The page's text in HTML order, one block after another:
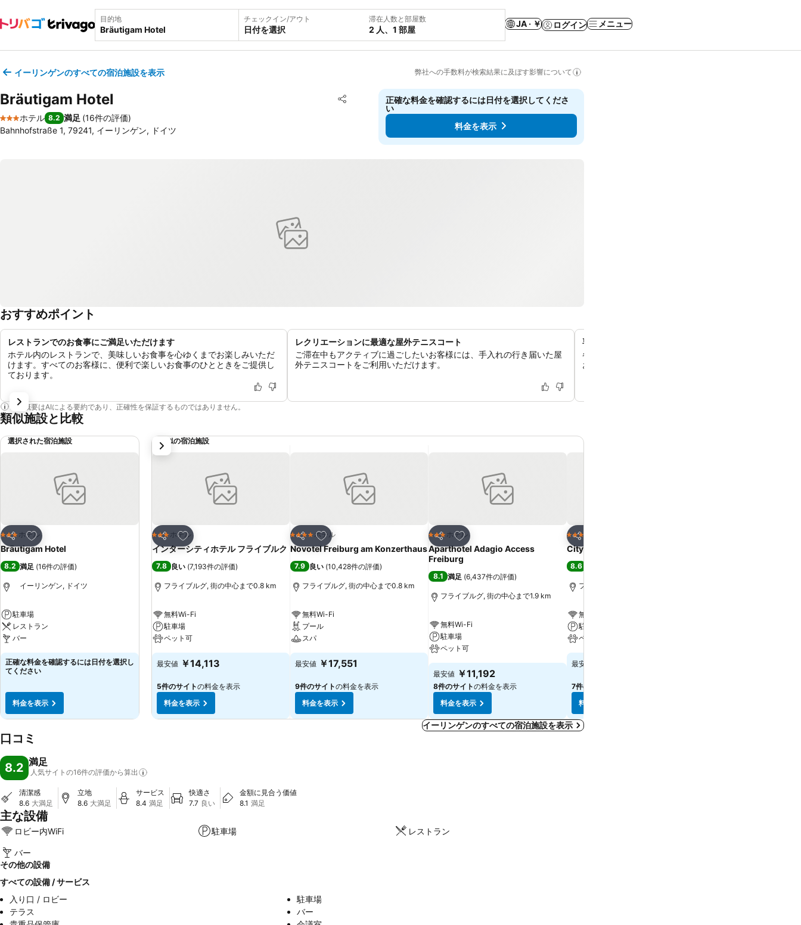
目的地 チェックイン/アウト
日付を選択
滞在人数と部屋数
2 人、1 部屋
JA · ￥ ログイン メニュー
イーリンゲンのすべての宿泊施設を表示 弊社への手数料が検索結果に及ぼす影響について
Bräutigam Hotel シェア
お気に入りに追加
3 ホテルのランク
ホテル 8.2 満足 (16件の評価)
Bahnhofstraße 1, 79241, イーリンゲン, ドイツ
正確な料金を確認するには日付を選択してくださ
い
料金を表示
おすすめポイント
レストランでのお食事にご満足いただけます
ホテル内のレストランで、美味しいお食事を心ゆくまでお楽しみいただ
けます。すべてのお客様に、便利で楽しいお食事のひとときをご提供し
ております。
レクリエーションに最適な屋外テニスコート
ご滞在中もアクティブに過ごしたいお客様には、手入れの行き届いた屋
外テニスコートをご利用いただけます。
専用バスルームとアメニティ
各客室には、バスタブまたはシャワー付きの専用バスル
おり、無料のアメニティとヘアドライヤーをご用意して
この概要はAIによる要約であり、正確性を保証するものではありません。
類似施設と比較
選択された宿泊施設
シェア
お気に入りに追加
3 ホテルのランク
ホテル
Bräutigam Hotel
8.2 満足 (16件の評価)
イーリンゲン, ドイツ
駐車場
レストラン
バー
正確な料金を確認するには日付を選択し
てください
料金を表示
類似の宿泊施設
シェア
お気に入りに追加
3 ホテルのランク
ホテル
インターシティホテル フライブルク
7.8 良い (7,193件の評価)
フライブルグ, 街の中心まで0.8 km
無料Wi-Fi
駐車場
ペット可
最安値 ￥14,113
5件のサイトの料金を表示
料金を表示
シェア
お気に入りに追加
4 ホテルのランク
ホテル
Novotel Freiburg am Konzerthaus
7.9 良い (10,428件の評価)
フライブルグ, 街の中心まで0.8 km
無料Wi-Fi
プール
スパ
最安値 ￥17,551
9件のサイトの料金を表示
料金を表示
シェア
お気に入りに追加
3 ホテルのランク
ホテル
Aparthotel Adagio Access
Freiburg
8.1 満足 (6,437件の評価)
フライブルグ, 街の中心まで1.9 km
無料Wi-Fi
駐車場
ペット可
最安値 ￥11,192
8件のサイトの料金を表示
料金を表示
シェア
3 ホテルのランク
City Hotel Freiburg
8.6
フライブルグ, 街の中心まで0.2 km
無料Wi-Fi
駐車場
ペット可
最安値
7件のサイト
料金を表示
次
イーリンゲンのすべての宿泊施設を表示
口コミ
8.2 満足
人気サイトの16件の評価から算出
清潔感
8.6 大満足
立地
8.6 大満足
サービス
8.4 満足
快適さ
7.7 良い
金額に見合う価値
8.1 満足
主な設備
ロビー内WiFi 駐車場 レストラン
バー
その他の設備
すべての設備 / サービス
入り口 / ロビー
駐車場
テラス
バー